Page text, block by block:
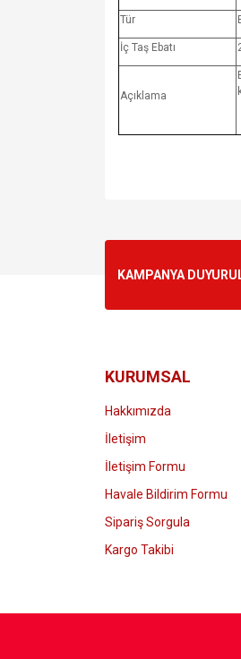
Tür
İç Taş Ebatı
Açıklama
Ürün resmi
Bu ürüne benzer
KAMPANYA
KURUMSAL
Hakkımızda
İletişim
İletişim Formu
Havale Bildirim Formu
Sipariş Sorgula
Kargo Takibi